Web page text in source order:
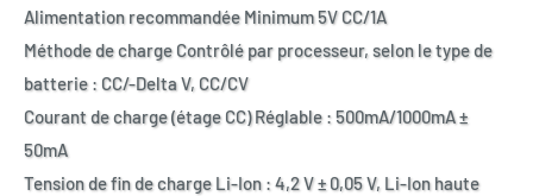
Alimentation recommandée Minimum 5V CC/1A
Méthode de charge Contrôlé par processeur, selon le type de
batterie : CC/-Delta V, CC/CV
Courant de charge (étage CC) Réglable : 500mA/1000mA ±
50mA
Tension de fin de charge Li-Ion : 4,2 V ± 0,05 V, Li-Ion haute